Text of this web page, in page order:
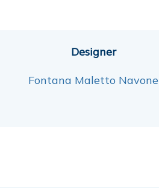
Designer
Fontana Maletto Navone